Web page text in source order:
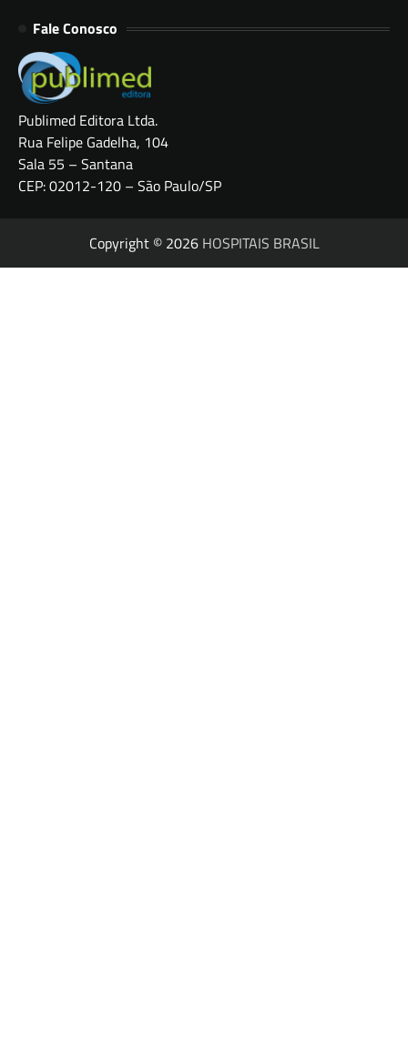
Fale Conosco
Publimed Editora Ltda.
Rua Felipe Gadelha, 104
Sala 55 – Santana
CEP: 02012-120 – São Paulo/SP
Copyright © 2026 HOSPITAIS BRASIL